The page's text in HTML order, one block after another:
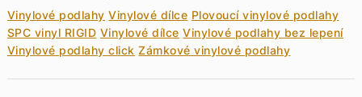
Vinylové podlahy Vinylové dílce Plovoucí vinylové podlahy
SPC vinyl RIGID Vinylové dílce Vinylové podlahy bez lepení
Vinylové podlahy click Zámkové vinylové podlahy